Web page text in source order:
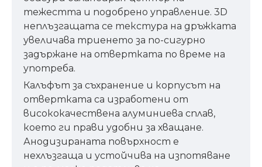
тежестта и подобрено управление. 3D
неплъзгащата се текстура на дръжката
увеличава триенето за по-сигурно
задържане на отвертката по време на
употреба.
Калъфът за съхранение и корпусът на
отвертката са изработени от
висококачествена алуминиева сплав,
което ги прави удобни за хващане.
Анодизираната повърхност е
нехлъзгаща и устойчива на изпотяване